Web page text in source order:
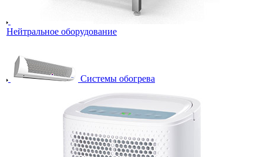
Нейтральное оборудование
Системы обогрева